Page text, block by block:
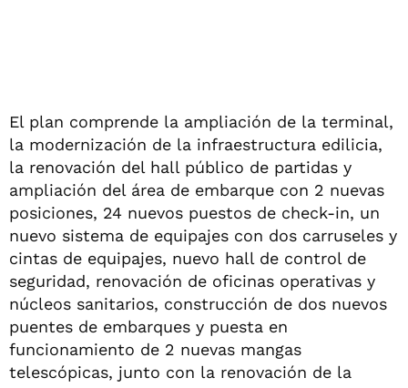
El plan comprende la ampliación de la terminal,
la modernización de la infraestructura edilicia,
la renovación del hall público de partidas y
ampliación del área de embarque con 2 nuevas
posiciones, 24 nuevos puestos de check-in, un
nuevo sistema de equipajes con dos carruseles y
cintas de equipajes, nuevo hall de control de
seguridad, renovación de oficinas operativas y
núcleos sanitarios, construcción de dos nuevos
puentes de embarques y puesta en
funcionamiento de 2 nuevas mangas
telescópicas, junto con la renovación de la